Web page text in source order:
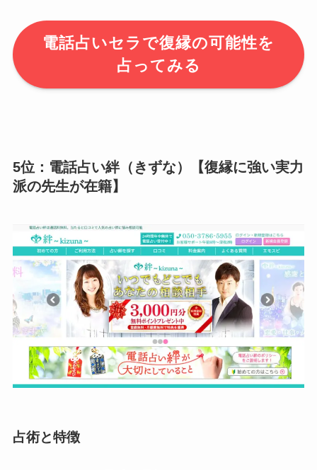
電話占いセラで復縁の可能性を
占ってみる
5位：電話占い絆（きずな）【復縁に強い実力
派の先生が在籍】
占術と特徴